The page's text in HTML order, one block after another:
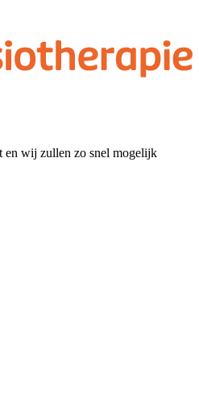
en wij zullen zo snel mogelijk